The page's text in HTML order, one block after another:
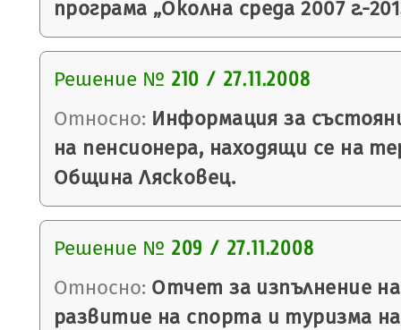
програма „Околна среда 2007 г.-
Решение № 210 / 27.11.2008
Относно: Информация за
на пенсионера, находящи се на
Община Лясковец.
Решение № 209 / 27.11.2008
Относно: Отчет за изпълнение
развитие на спорта и туризма